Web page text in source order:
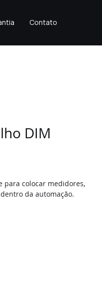
Contato
DIM
para colocar medidores,
da automação.